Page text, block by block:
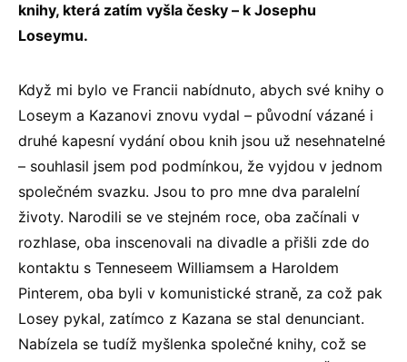
knihy, která zatím vyšla česky – k Josephu
Loseymu.
Když mi bylo ve Francii nabídnuto, abych své knihy o
Loseym a Kazanovi znovu vydal – původní vázané i
druhé kapesní vydání obou knih jsou už nesehnatelné
– souhlasil jsem pod podmínkou, že vyjdou v jednom
společném svazku. Jsou to pro mne dva paralelní
životy. Narodili se ve stejném roce, oba začínali v
rozhlase, oba inscenovali na divadle a přišli zde do
kontaktu s Tenneseem Williamsem a Haroldem
Pinterem, oba byli v komunistické straně, za což pak
Losey pykal, zatímco z Kazana se stal denunciant.
Nabízela se tudíž myšlenka společné knihy, což se